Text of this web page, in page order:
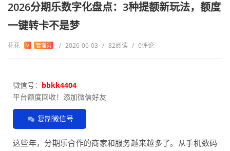
2026分期乐数字化盘点：3种提额新玩法，额度
一键转卡不是梦
花花 V 管理员 / 2026-06-03 / 82阅读 / 0评论
微信号： bbkk4404
平台额度回收！添加微信好友
复制微信号
这些年，分期乐合作的商家和服务越来越多了。从手机数码